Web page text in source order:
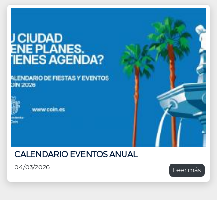
CALENDARIO EVENTOS ANUAL
04/03/2026 Leer más